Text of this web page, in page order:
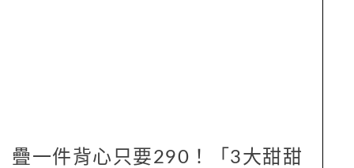
疊一件背心只要290！「3大甜甜